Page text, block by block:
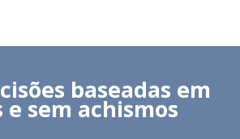
baseadas em
e sem achismos